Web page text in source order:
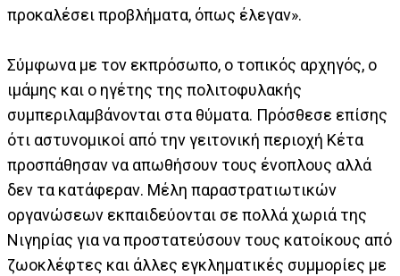
προκαλέσει προβλήματα, όπως έλεγαν».
Σύμφωνα με τον εκπρόσωπο, ο τοπικός αρχηγός, ο
ιμάμης και ο ηγέτης της πολιτοφυλακής
συμπεριλαμβάνονται στα θύματα. Πρόσθεσε επίσης
ότι αστυνομικοί από την γειτονική περιοχή Κέτα
προσπάθησαν να απωθήσουν τους ένοπλους αλλά
δεν τα κατάφεραν. Μέλη παραστρατιωτικών
οργανώσεων εκπαιδεύονται σε πολλά χωριά της
Νιγηρίας για να προστατεύσουν τους κατοίκους από
ζωοκλέφτες και άλλες εγκληματικές συμμορίες με